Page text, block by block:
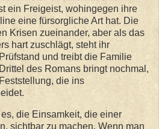
ein Freigeist, wohingegen ihre
eine fürsorgliche Art hat. Die
Krisen zueinander, aber als das
hart zuschlägt, steht ihr
und treibt die Familie
des Romans bringt nochmal,
die ins
die Einsamkeit, die einer
sichtbar zu machen. Wenn man